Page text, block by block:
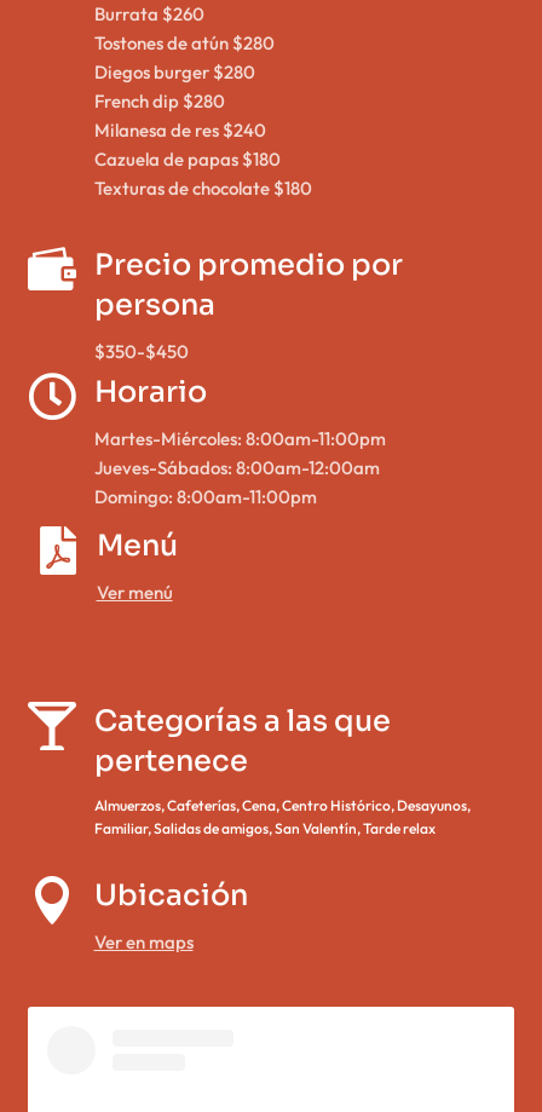
Burrata $260
Tostones de atún $280
Diegos burger $280
French dip $280
Milanesa de res $240
Cazuela de papas $180
Texturas de chocolate $180
 Precio promedio por
persona
$350-$450
 Horario
Martes-Miércoles: 8:00am-11:00pm
Jueves-Sábados: 8:00am-12:00am
Domingo: 8:00am-11:00pm
 Menú
Ver menú
 Categorías a las que
pertenece
Almuerzos,Cafeterías,Cena,Centro Histórico, Desayunos,
Familiar,Salidas de amigos,San Valentín,Tarde relax
 Ubicación
Ver en maps